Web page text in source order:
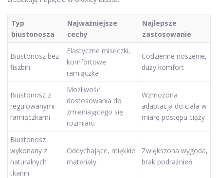
Typ
biustonosza
Najważniejsze
cechy
Najlepsze
zastosowanie
Biustonosz bez
fiszbin
Elastyczne miseczki,
komfortowe
ramiączka
Codzienne noszenie,
duży komfort
Biustonosz z
regulowanymi
ramiączkami
Możliwość
dostosowania do
zmieniającego się
rozmiaru
Wzmożona
adaptacja do ciała w
miarę postępu ciąży
Biustonosz
wykonany z
naturalnych
tkanin
Oddychające, miękkie
materiały
Zwiększona wygoda,
brak podrażnień